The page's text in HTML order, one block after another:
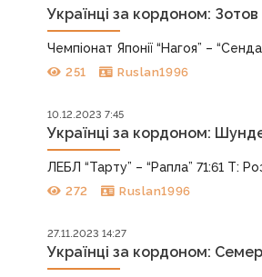
Українці за кордоном:
Чемпіонат Японії “Нагоя” –
251 Ruslan1996
10.12.2023 7:45
Українці за кордоном:
ЛЕБЛ “Тарту” – “Рапла” 71:61 Т:
272 Ruslan1996
27.11.2023 14:27
Українці за кордоном: